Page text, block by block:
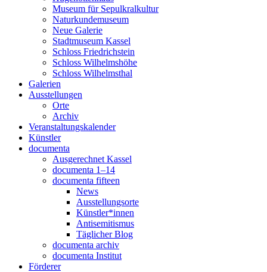
Museum für Sepulkralkultur
Naturkundemuseum
Neue Galerie
Stadtmuseum Kassel
Schloss Friedrichstein
Schloss Wilhelmshöhe
Schloss Wilhelmsthal
Galerien
Ausstellungen
Orte
Archiv
Veranstaltungskalender
Künstler
documenta
Ausgerechnet Kassel
documenta 1–14
documenta fifteen
News
Ausstellungsorte
Künstler*innen
Antisemitismus
Täglicher Blog
documenta archiv
documenta Institut
Förderer